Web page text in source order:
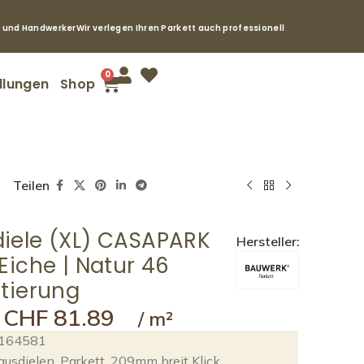
HandwerkerWir verlegen Ihren Parkett auch professionell
Shop
0
Teilen
(XL) CASAPARK
| Natur 46
Hersteller:
CHF 81.89